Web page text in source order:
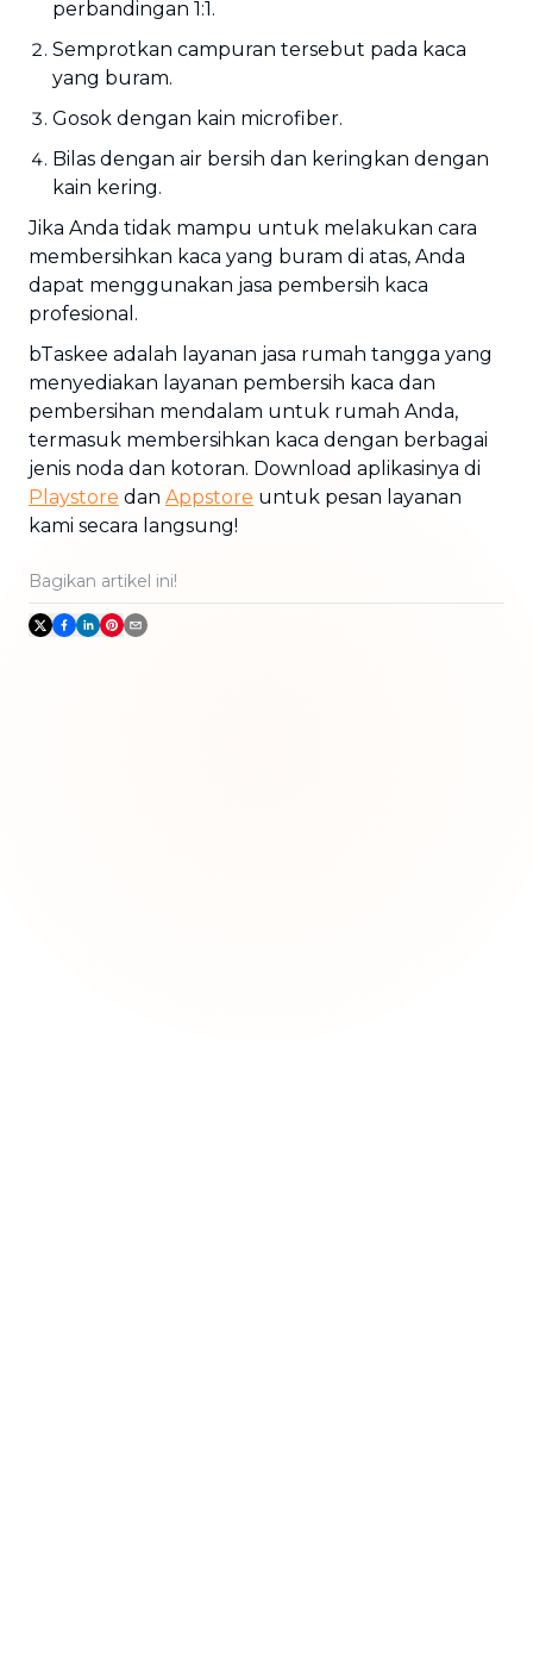
perbandingan 1:1.
Semprotkan campuran tersebut pada kaca
yang buram.
Gosok dengan kain microfiber.
Bilas dengan air bersih dan keringkan dengan
kain kering.
Jika Anda tidak mampu untuk melakukan cara
membersihkan kaca yang buram di atas, Anda
dapat menggunakan jasa pembersih kaca
profesional.
bTaskee adalah layanan jasa rumah tangga yang
menyediakan layanan pembersih kaca dan
pembersihan mendalam untuk rumah Anda,
termasuk membersihkan kaca dengan berbagai
jenis noda dan kotoran. Download aplikasinya di
Playstore dan Appstore untuk pesan layanan
kami secara langsung!
Bagikan artikel ini!